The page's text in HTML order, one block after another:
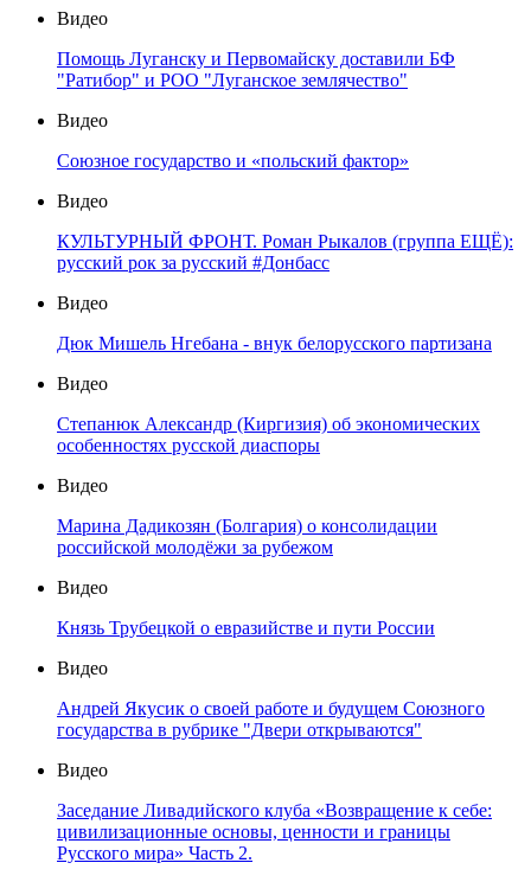
Видео
Помощь Луганску и Первомайску доставили БФ
"Ратибор" и РОО "Луганское землячество"
Видео
Союзное государство и «польский фактор»
Видео
КУЛЬТУРНЫЙ ФРОНТ. Роман Рыкалов (группа ЕЩЁ):
русский рок за русский #Донбасс
Видео
Дюк Мишель Нгебана - внук белорусского партизана
Видео
Степанюк Александр (Киргизия) об экономических
особенностях русской диаспоры
Видео
Марина Дадикозян (Болгария) о консолидации
российской молодёжи за рубежом
Видео
Князь Трубецкой о евразийстве и пути России
Видео
Андрей Якусик о своей работе и будущем Союзного
государства в рубрике "Двери открываются"
Видео
Заседание Ливадийского клуба «Возвращение к себе:
цивилизационные основы, ценности и границы
Русского мира» Часть 2.